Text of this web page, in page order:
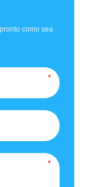
como sea